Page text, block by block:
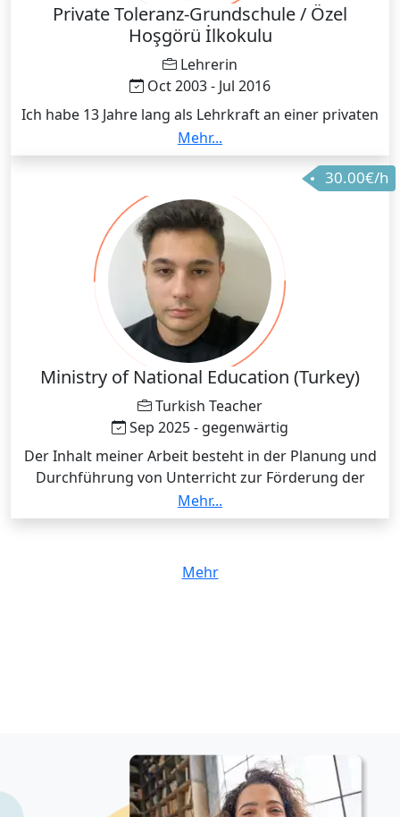
Private Toleranz-Grundschule / Özel
Hoşgörü İlkokulu
Lehrerin
Oct 2003 - Jul 2016
Ich habe 13 Jahre lang als Lehrkraft an einer privaten
Schule mit besonderem pädagogischem
Schwerpunkt gearbeitet. Anschließend setzte ich
meine akademische Laufbahn mit dem Abschluss
eines Studiums an der Fakultät für Theologie fort. Um
mich akademisch weiterzuentwickeln, absolvierte ich
meinen Masterabschluss in Türkischer Sprache und
Literatur. Derzeit setze ich mein Promotionsstudium
fort.
Mehr...
30.00€/h
Ministry of National Education (Turkey)
Turkish Teacher
Sep 2025 - gegenwärtig
Der Inhalt meiner Arbeit besteht in der Planung und
Durchführung von Unterricht zur Förderung der
sprachlichen Kompetenzen der Schülerinnen und
Schüler. Im Unterricht behandle ich die Bereiche
niveaugerechte Aktivitäten vor. Ich arbeite nach dem
Lehrplan, verfolge den Lernfortschritt der Lernenden
Mehr...
Mehr